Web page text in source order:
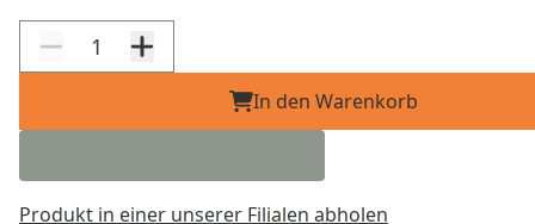
In den Warenkorb
Produkt in einer unserer Filialen abholen